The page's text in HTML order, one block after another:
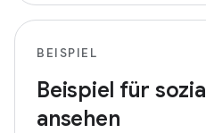
BEISPIEL
Beispiel für
ansehen